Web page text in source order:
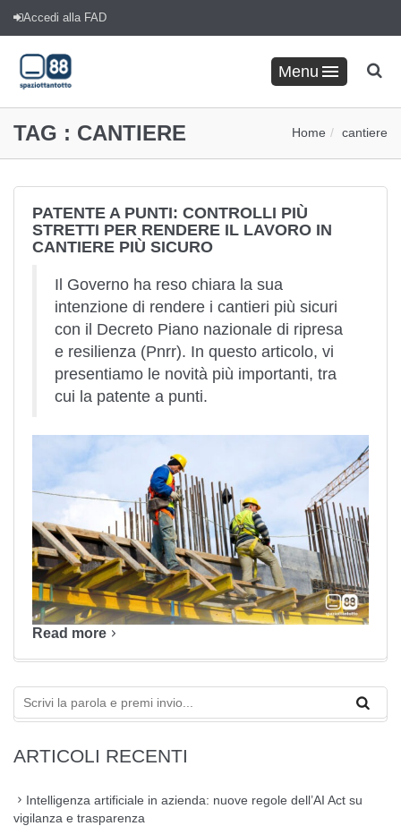
Accedi alla FAD
Menu
TAG : CANTIERE Home cantiere
PATENTE A PUNTI: CONTROLLI PIÙ
STRETTI PER RENDERE IL LAVORO IN
CANTIERE PIÙ SICURO
Il Governo ha reso chiara la sua
intenzione di rendere i cantieri più sicuri
con il Decreto Piano nazionale di ripresa
e resilienza (Pnrr). In questo articolo, vi
presentiamo le novità più importanti, tra
cui la patente a punti.
Read more
ARTICOLI RECENTI
Intelligenza artificiale in azienda: nuove regole dell’AI Act su
vigilanza e trasparenza